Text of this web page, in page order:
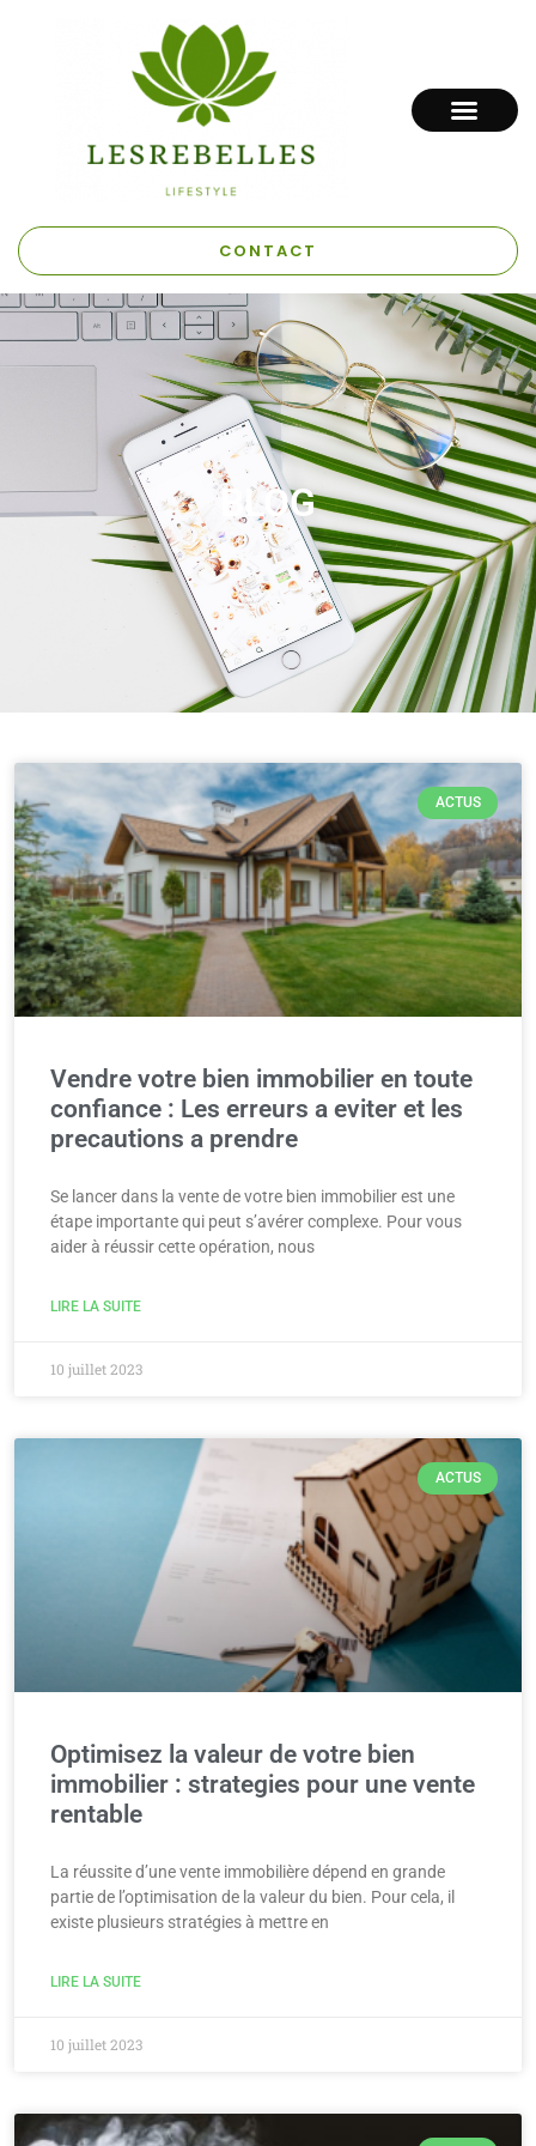
CONTACT
BLOG
ACTUS
Vendre votre bien immobilier en toute
confiance : Les erreurs a eviter et les
precautions a prendre
Se lancer dans la vente de votre bien immobilier est une
étape importante qui peut s’avérer complexe. Pour vous
aider à réussir cette opération, nous
LIRE LA SUITE
10 juillet 2023
ACTUS
Optimisez la valeur de votre bien
immobilier : strategies pour une vente
rentable
La réussite d’une vente immobilière dépend en grande
partie de l’optimisation de la valeur du bien. Pour cela, il
existe plusieurs stratégies à mettre en
LIRE LA SUITE
10 juillet 2023